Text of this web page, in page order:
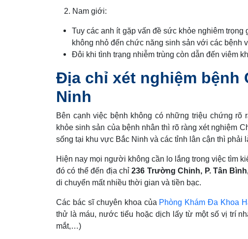
2. Nam giới:
Tuy các anh ít gặp vấn đề sức khỏe nghiêm
không nhỏ đến chức năng sinh sản với các bệnh
Đôi khi tình trạng nhiễm trùng còn dẫn đến viêm
Địa chỉ xét nghiệm bệnh
Ninh
Bên cạnh việc bệnh không có những triệu chứng
khỏe sinh sản của bệnh nhân thì rõ ràng xét nghiệm
sống tại khu vực Bắc Ninh và các tỉnh lân cận thì phải
Hiện nay mọi người không cần lo lắng trong việc tìm
đó có thể đến địa chỉ236 Trường Chinh, P. Tân
di chuyển mất nhiều thời gian và tiền bạc.
Các bác sĩ chuyên khoa của Phòng Khám Đa Khoa
thử là máu, nước tiểu hoặc dịch lấy từ một số vị trí
mắt,…)